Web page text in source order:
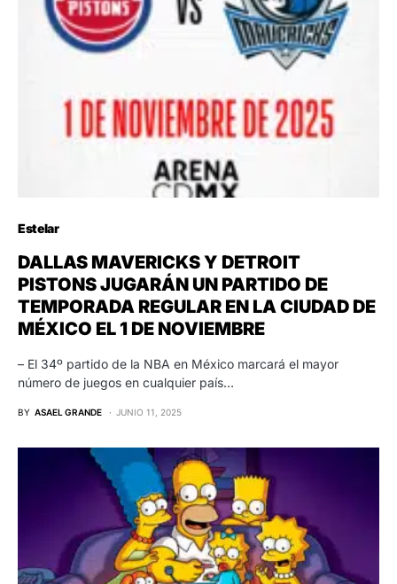
Estelar
DALLAS MAVERICKS Y DETROIT
PISTONS JUGARÁN UN PARTIDO DE
TEMPORADA REGULAR EN LA CIUDAD DE
MÉXICO EL 1 DE NOVIEMBRE
– El 34º partido de la NBA en México marcará el mayor
número de juegos en cualquier país…
BY ASAEL GRANDE JUNIO 11, 2025